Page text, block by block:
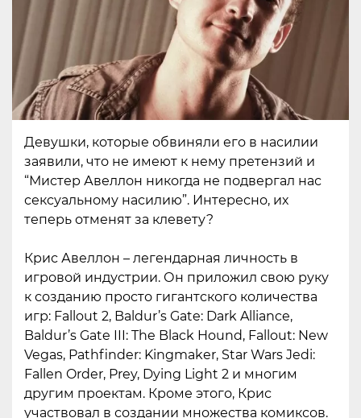
Девушки, которые обвиняли его в насилии
заявили, что не имеют к нему претензий и
“Мистер Авеллон никогда не подвергал нас
сексуальному насилию”. Интересно, их
теперь отменят за клевету?
Крис Авеллон – легендарная личность в
игровой индустрии. Он приложил свою руку
к созданию просто гигантского количества
игр: Fallout 2, Baldur’s Gate: Dark Alliance,
Baldur’s Gate III: The Black Hound, Fallout: New
Vegas, Pathfinder: Kingmaker, Star Wars Jedi:
Fallen Order, Prey, Dying Light 2 и многим
другим проектам. Кроме этого, Крис
участвовал в создании множества комиксов.